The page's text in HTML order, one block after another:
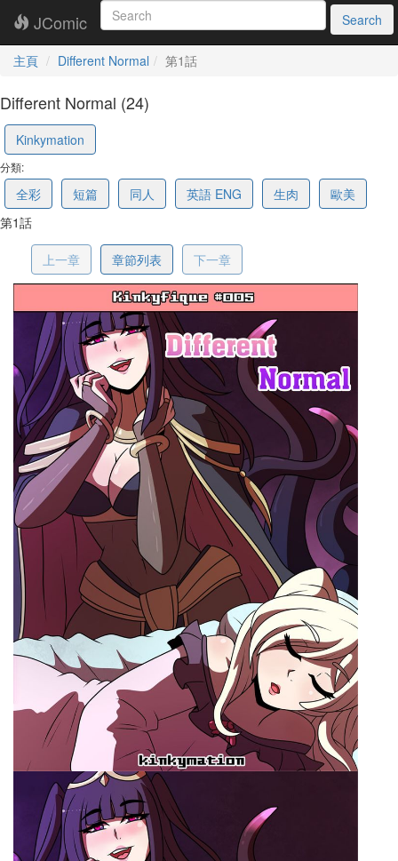
JComic Search
主頁 Different Normal 第1話
Different Normal (24)
Kinkymation
分類:
全彩 短篇 同人 英語 ENG 生肉
歐美
第1話
上一章 章節列表 下一章